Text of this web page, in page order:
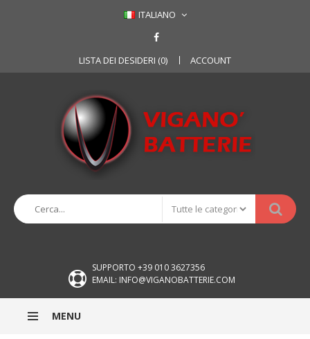
ITALIANO
LISTA DEI DESIDERI (0) ACCOUNT
SUPPORTO +39 010 3627356
EMAIL: INFO@VIGANOBATTERIE.COM
MENU